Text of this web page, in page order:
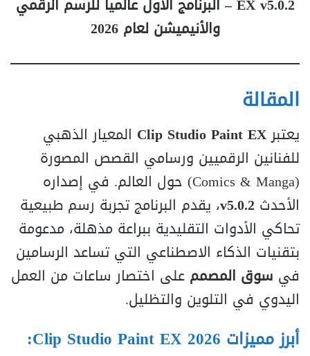
والأنيميشن لعام 2026
المقالة
يعتبرClip Studio Paint EX المعيار الذهبي
للفنانين الرقميين ورسامي القصص المصورة
(Comics & Manga) حول العالم. في إصداره
الأحدث v5.0.2، يقدم البرنامج تجربة رسم طبيعية
تحاكي الأدوات التقليدية ببراعة مذهلة، مدعومة
بتقنيات الذكاء الاصطناعي التي تساعد الرسامين
في سوق المصمم على اختصار ساعات من العمل
اليدوي في التلوين والتظليل.
أبرز مميزات Clip Studio Paint EX 2026: